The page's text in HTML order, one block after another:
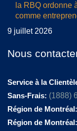
la RBQ ordonne
comme
9 juillet 2026
Nous
Service à la
Sans-Frais: (1888)
Région de Montréal:
Région de Montréal: